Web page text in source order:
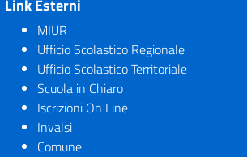
Link Esterni
MIUR
Ufficio Scolastico Regionale
Ufficio Scolastico Territoriale
Scuola in Chiaro
Iscrizioni On Line
Invalsi
Comune